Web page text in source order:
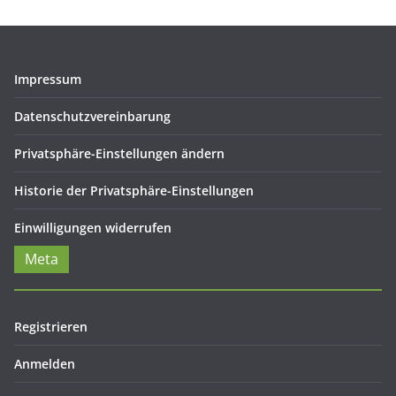
Impressum
Datenschutzvereinbarung
Privatsphäre-Einstellungen ändern
Historie der Privatsphäre-Einstellungen
Einwilligungen widerrufen
Meta
Registrieren
Anmelden